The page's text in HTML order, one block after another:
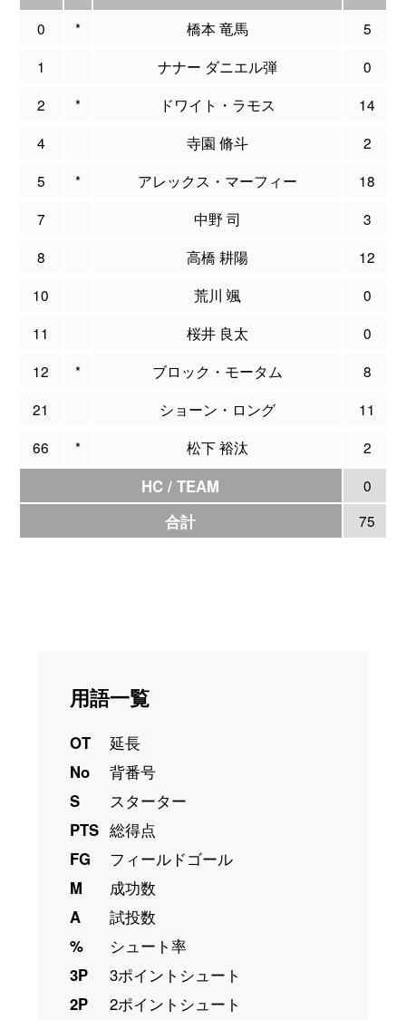
0 * 橋本 竜馬
5
1
ナナー ダニエル弾
0
2
* ドワイト・ラモス
14
4
寺園 脩斗
2
5
* アレックス・マーフィー
18
7
中野 司
3
8
高橋 耕陽
12
10
荒川 颯
0
11
桜井 良太
0
12
* ブロック・モータム
8
21
ショーン・ロング
11
66
* 松下 裕汰 2
HC / TEAM 0
合計 75
用語一覧
OT
延長
No
背番号
S
スターター
PTS 総得点
FG
フィールドゴール
M
成功数
A
試投数
%
シュート率
3P
3ポイントシュート
2P
2ポイントシュート